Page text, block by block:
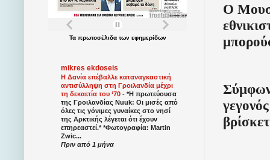
Ο
Τα πρωτοσέλιδατων εφημερίδων
mikres ekdoseis
Η Δανία επέβαλλε καταναγκαστική
αντισύλληψη στη Γροιλανδία μέχρι
τη δεκαετία του ‘70 - *Η πρωτεύουσα
της Γροιλανδίας Nuuk: Οι μισές από
όλες τις γόνιμες γυναίκες στο νησί
της Αρκτικής λέγεται ότι έχουν
επηρεαστεί.* *Φωτογραφία: Martin
Zwic...
Πριν από 1 μήνα